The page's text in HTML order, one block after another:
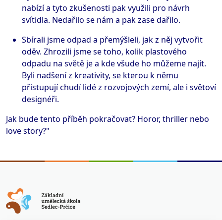
nabízí a tyto zkušenosti pak využili pro návrh
svítidla. Nedařilo se nám a pak zase dařilo.
Sbírali jsme odpad a přemýšleli, jak z něj vytvořit
oděv. Zhrozili jsme se toho, kolik plastového
odpadu na světě je a kde všude ho můžeme najít.
Byli nadšení z kreativity, se kterou k němu
přistupují chudí lidé z rozvojových zemí, ale i světoví
designéři.
Jak bude tento příběh pokračovat? Horor, thriller nebo
love story?"